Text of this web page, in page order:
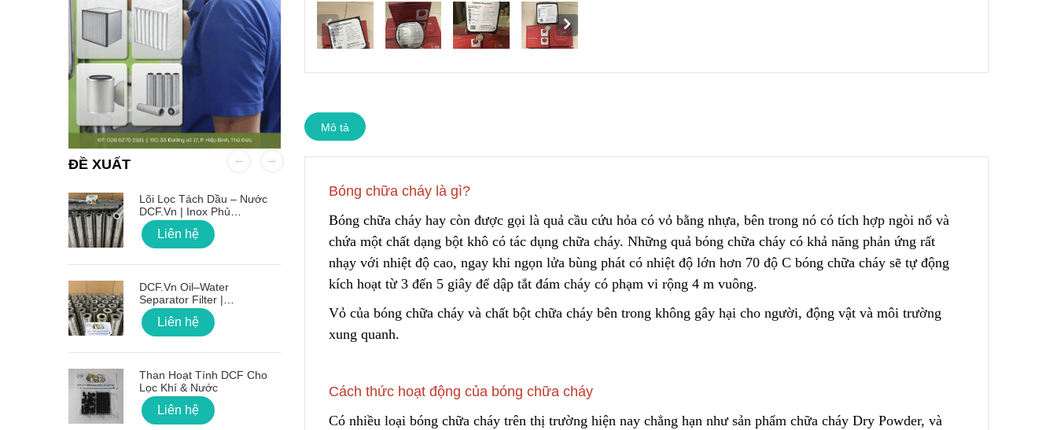
Mô tả
Bóng chữa cháy là gì?
Bóng chữa cháy hay còn được gọi là quả cầu cứu hỏa có vỏ bằng nhựa, bên trong nó có tích hợp ngòi nổ và
chứa một chất dạng bột khô có tác dụng chữa cháy. Những quả bóng chữa cháy có khả năng phản ứng rất
nhạy với nhiệt độ cao, ngay khi ngọn lửa bùng phát có nhiệt độ lớn hơn 70 độ C bóng chữa cháy sẽ tự động
kích hoạt từ 3 đến 5 giây để dập tắt đám cháy có phạm vi rộng 4 m vuông.
Vỏ của bóng chữa cháy và chất bột chữa cháy bên trong không gây hại cho người, động vật và môi trường
xung quanh.
Cách thức hoạt động của bóng chữa cháy
Có nhiều loại bóng chữa cháy trên thị trường hiện nay chẳng hạn như sản phẩm chữa cháy Dry Powder, và
ĐỀ XUẤT
Lõi Lọc Tách Dầu – Nước
DCF.vn | Inox Phủ
PTFE/Teflon
Liên hệ
DCF.vn Oil–Water
Separator Filter |
PTFE/Teflon‑Coated
Stainless Steel
Liên hệ
Than Hoạt Tính DCF Cho
Lọc Khí & Nước
Liên hệ
Túi Lọc Bụi Acrylic OD Lỗ
Liên hệ
Hộp Lọc Giấy Carton Sóng
Liên hệ
Liên hệ
PTFE/Teflon
Liên hệ
DCF.vn Oil–Water
PTFE/Teflon‑Coated
Stainless Steel
Liên hệ
Liên hệ
Liên hệ